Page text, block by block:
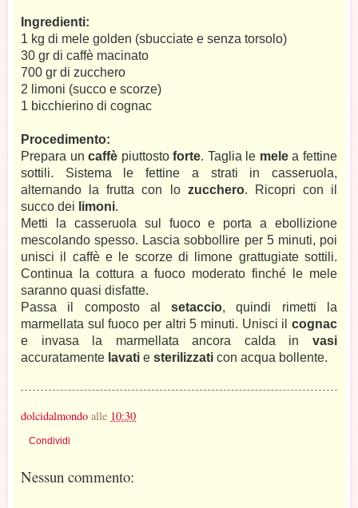
Ingredienti:
1 kg di mele golden (sbucciate e senza torsolo)
30 gr di caffè macinato
700 gr di zucchero
2 limoni (succo e scorze)
1 bicchierino di cognac
Procedimento:
Prepara uncaffè piuttostoforte. Taglia le melea fettine
sottili. Sistema le fettine a strati in casseruola,
alternando la frutta con lo zucchero. Ricopri con il
succo dei limoni.
Metti la casseruola sul fuoco e porta a ebollizione
mescolando spesso. Lascia sobbollire per 5 minuti, poi
unisci il caffè e le scorze di limone grattugiate sottili.
Continua la cottura a fuoco moderato finché le mele
saranno quasi disfatte.
Passa il composto alsetaccio, quindi rimetti la
marmellata sul fuoco per altri 5 minuti. Unisci il cognac
e invasa la marmellata ancora calda in vasi
accuratamente lavati e sterilizzati con acqua bollente.
dolcidalmondo alle 10:30
Condividi
Nessun commento: